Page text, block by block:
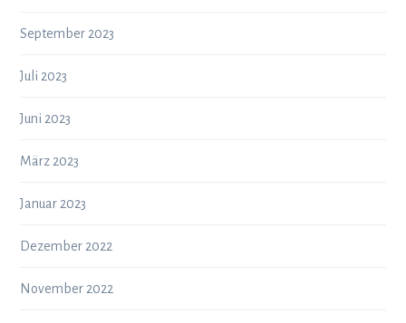
September 2023
Juli 2023
Juni 2023
März 2023
Januar 2023
Dezember 2022
November 2022